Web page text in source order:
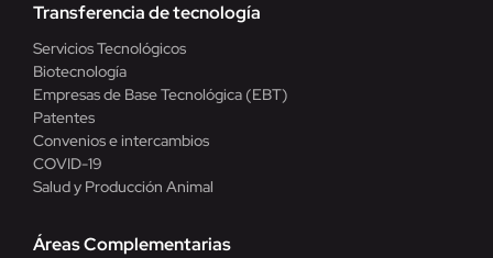
Transferencia de tecnología
Servicios Tecnológicos
Biotecnología
Empresas de Base Tecnológica (EBT)
Patentes
Convenios e intercambios
COVID-19
Salud y Producción Animal
Áreas Complementarias